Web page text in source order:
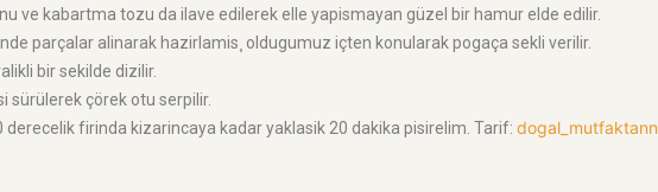
ve kabartma tozu da ilave edilerek elle yapismayan güzel bir hamur elde edilir.
parçalar alinarak hazirlamis¸ oldugumuz içten konularak pogaça sekli verilir.
bir sekilde dizilir.
sürülerek çörek otu serpilir.
derecelik firinda kizarincaya kadar yaklasik 20 dakika pisirelim. Tarif: dogal_mutfaktann